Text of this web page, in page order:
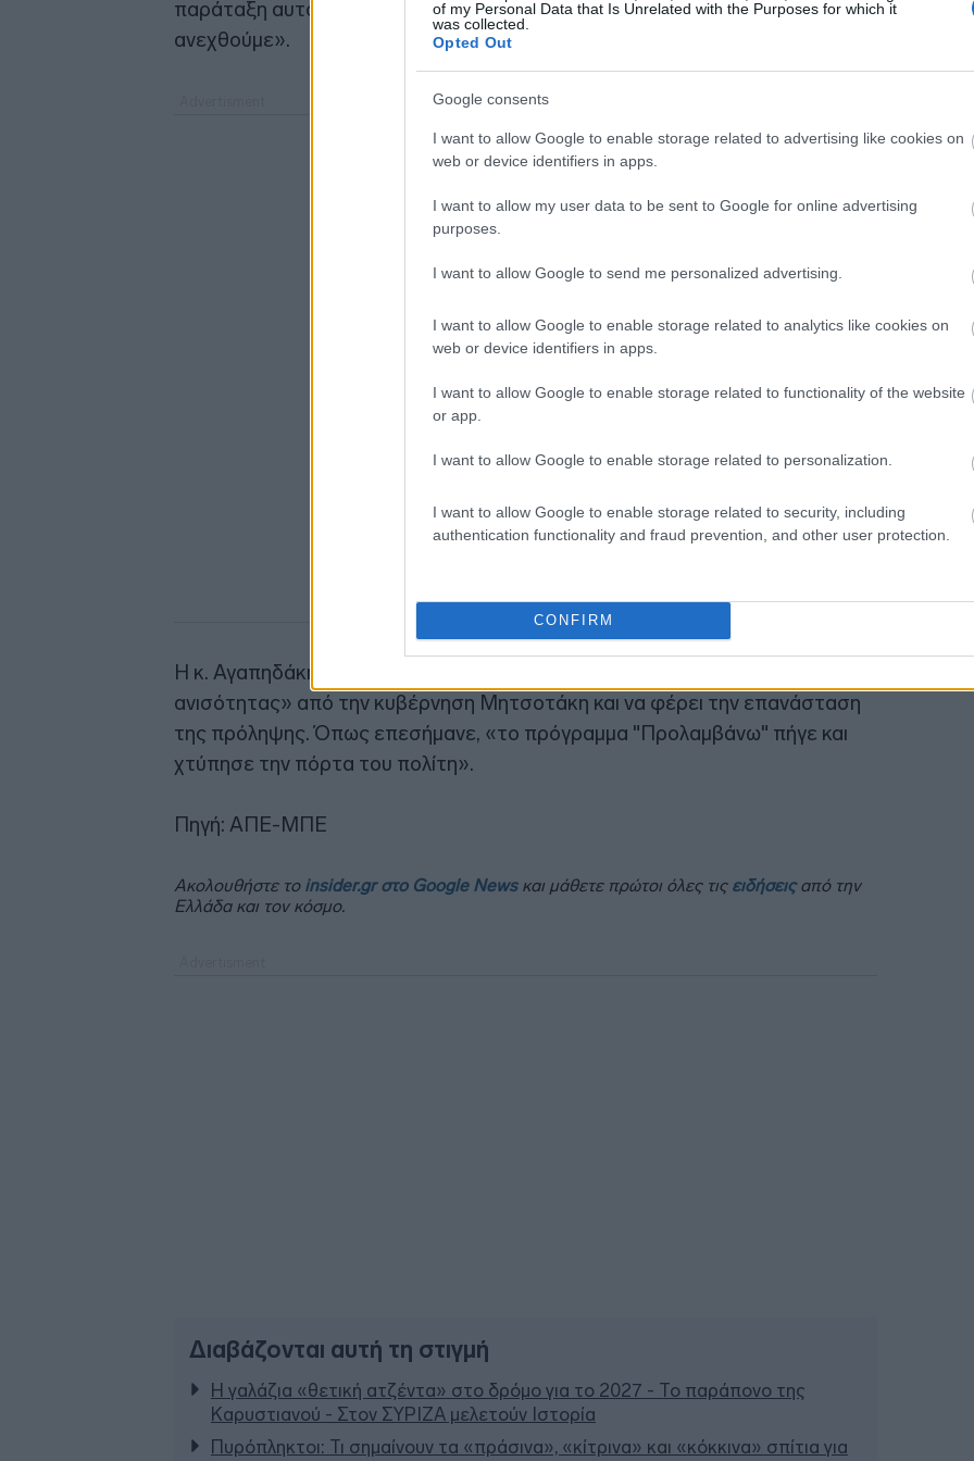
of my Personal Data that Is Unrelated with the Purposes for which it
was collected.
Opted Out
Google consents
I want to allow Google to enable storage related to advertising like cookies on
web or device identifiers in apps.
I want to allow my user data to be sent to Google for online advertising
purposes.
I want to allow Google to send me personalized advertising.
I want to allow Google to enable storage related to analytics like cookies on
web or device identifiers in apps.
I want to allow Google to enable storage related to functionality of the website
or app.
I want to allow Google to enable storage related to personalization.
I want to allow Google to enable storage related to security, including
authentication functionality and fraud prevention, and other user protection.
CONFIRM
παράταξη αυτού του τόπου δεν μπορούμε και δεν πρόκειται να το
ανεχθούμε».
Η κ. Αγαπηδάκη αναφέρθηκε στο στοίχημα «να σπάσει ο φαύλος κύκλος της
ανισότητας» από την κυβέρνηση Μητσοτάκη και να φέρει την επανάσταση
της πρόληψης. Όπως επεσήμανε, «το πρόγραμμα "Προλαμβάνω" πήγε και
χτύπησε την πόρτα του πολίτη».
Πηγή: ΑΠΕ-ΜΠΕ
Ακολουθήστε το insider.gr στο Google Newsκαι μάθετε πρώτοι όλες τις ειδήσειςαπό την
Ελλάδα και τον κόσμο.
Διαβάζονται αυτή τη στιγμή
Η γαλάζια «θετική ατζέντα» στο δρόμο για το 2027 - Το παράπονο της
Καρυστιανού - Στον ΣΥΡΙΖΑ μελετούν Ιστορία
Πυρόπληκτοι: Τι σημαίνουν τα «πράσινα», «κίτρινα» και «κόκκινα» σπίτια για